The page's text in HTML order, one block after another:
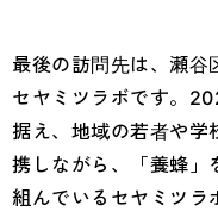
最後の訪問先は、瀬谷
セヤミツラボです。
据え、地域の若者や学
携しながら、「養蜂」
組んでいるセヤミツラ